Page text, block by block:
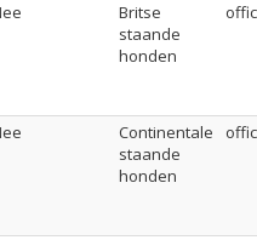
Britse
staande
honden
Continentale
staande
honden